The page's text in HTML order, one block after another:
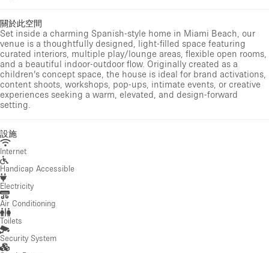
關於此空間
Set inside a charming Spanish-style home in Miami Beach, our
venue is a thoughtfully designed, light-filled space featuring
curated interiors, multiple play/lounge areas, flexible open rooms,
and a beautiful indoor-outdoor flow. Originally created as a
children’s concept space, the house is ideal for brand activations,
content shoots, workshops, pop-ups, intimate events, or creative
experiences seeking a warm, elevated, and design-forward
setting.
設施
Internet
Handicap Accessible
Electricity
Air Conditioning
Toilets
Security System